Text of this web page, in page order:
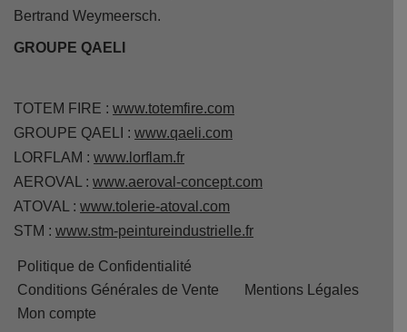
Bertrand Weymeersch.
GROUPE QAELI
TOTEM FIRE : www.totemfire.com
GROUPE QAELI : www.qaeli.com
LORFLAM : www.lorflam.fr
AEROVAL : www.aeroval-concept.com
ATOVAL : www.tolerie-atoval.com
STM : www.stm-peintureindustrielle.fr
Politique de Confidentialité
Conditions Générales de Vente
Mentions Légales
Mon compte